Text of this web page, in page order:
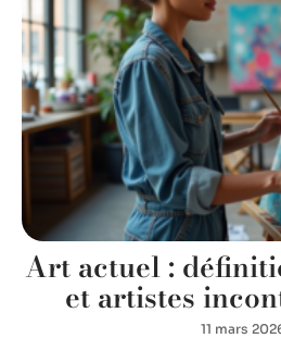
Art actuel :
et artistes
11 mars